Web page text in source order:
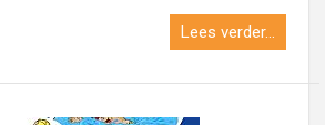
Lees verder...